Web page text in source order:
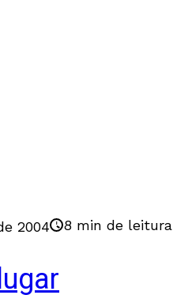
2004 8 min de leitura